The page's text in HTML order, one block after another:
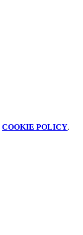
COOKIE POLICY.